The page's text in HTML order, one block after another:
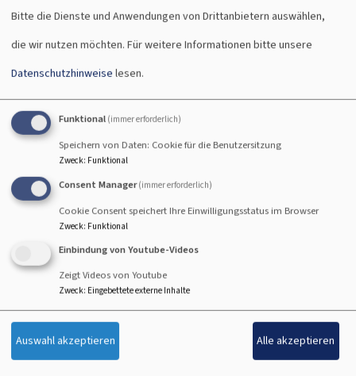
Sa, 12.9. 12-12:30 Uhr
Musikalische Mittagsandacht
Musik: Paul Sturm (Klavier)
Dekan Dr. Büttner
Ansbach Kirche St. Gumbertus
Bitte die Dienste und Anwendungen von Drittanbietern auswählen,
die wir nutzen möchten. Für weitere Informationen bitte unsere
Datenschutzhinweise lesen.
Funktional (immer erforderlich)
Speichern von Daten: Cookie für die Benutzersitzung
Zweck: Funktional
Consent Manager (immer erforderlich)
Cookie Consent speichert Ihre Einwilligungsstatus im Browser
Zweck: Funktional
Einbindung von Youtube-Videos
Zeigt Videos von Youtube
Zweck: Eingebettete externe Inhalte
Auswahl akzeptieren Alle akzeptieren